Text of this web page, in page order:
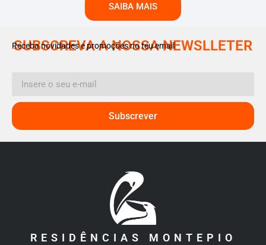
SAIBA MAIS
SUBSCREVA A NOSSA NEWSLLETER
Receba novidades e promoções no teu email
Subscrever
RESIDÊNCIAS MONTEPIO